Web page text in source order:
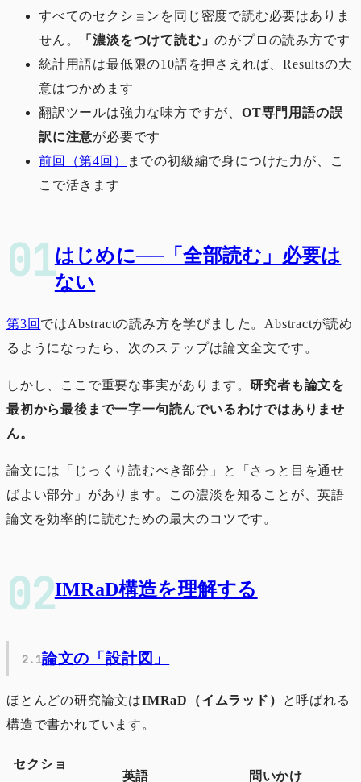
すべてのセクションを同じ密度で読む必要はありま
せん。
「濃淡をつけて読む」のがプロの読み方です
統計用語は最低限の10語を押さえれば、Resultsの大
意はつかめます
翻訳ツールは強力な味方ですが、 OT専門用語の誤
訳に注意が必要です
前回（第4回）
までの初級編で身につけた力が、こ
こで活きます
はじめに──「全部読む」必要は
ない
第3回 ではAbstractの読み方を学びました。Abstractが読め
るようになったら、次のステップは論文全文です。
しかし、ここで重要な事実があります。研究者も論文を
最初から最後まで一字一句読んでいるわけではありませ
ん。
論文には「じっくり読むべき部分」と「さっと目を通せ
ばよい部分」があります。この濃淡を知ることが、英語
論文を効率的に読むための最大のコツです。
IMRaD構造を理解する
論文の「設計図」
ほとんどの研究論文はIMRaD（イムラッド）
と呼ばれる
構造で書かれています。
セクショ
英語 問いかけ